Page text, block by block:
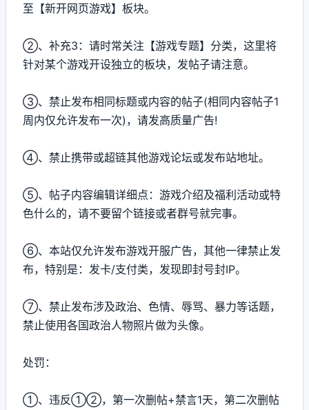
至【新开网页游戏】板块。
②、补充3：请时常关注【游戏专题】分类，这里将
针对某个游戏开设独立的板块，发帖子请注意。
③、禁止发布相同标题或内容的帖子(相同内容帖子1
周内仅允许发布一次)，请发高质量广告!
④、禁止携带或超链其他游戏论坛或发布站地址。
⑤、帖子内容编辑详细点：游戏介绍及福利活动或特
色什么的，请不要留个链接或者群号就完事。
⑥、本站仅允许发布游戏开服广告，其他一律禁止发
布，特别是：发卡/支付类，发现即封号封IP。
⑦、禁止发布涉及政治、色情、辱骂、暴力等话题，
禁止使用各国政治人物照片做为头像。
处罚：
①、违反①②，第一次删帖+禁言1天，第二次删帖